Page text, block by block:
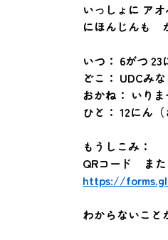
いっしょに ア
にほんじんも　
いつ： 6がつ 23
どこ： UDCみ
おかね： いりま
ひと： 12にん
もうしこみ：
QRコード　ま
https://
わからないこと